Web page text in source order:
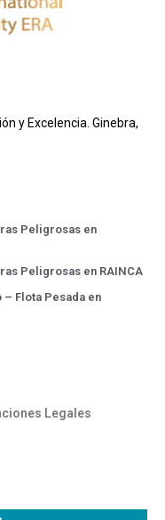
y Excelencia. Ginebra,
Peligrosas en
Peligrosas en RAINCA
Flota Pesada en
Legales